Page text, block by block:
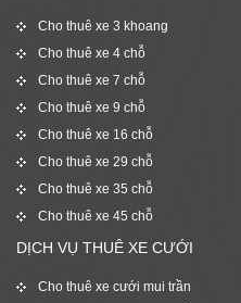
Cho thuê xe 3 khoang
Cho thuê xe 4 chỗ
Cho thuê xe 7 chỗ
Cho thuê xe 9 chỗ
Cho thuê xe 16 chỗ
Cho thuê xe 29 chỗ
Cho thuê xe 35 chỗ
Cho thuê xe 45 chỗ
DỊCH VỤ THUÊ XE CƯỚI
Cho thuê xe cưới mui trần